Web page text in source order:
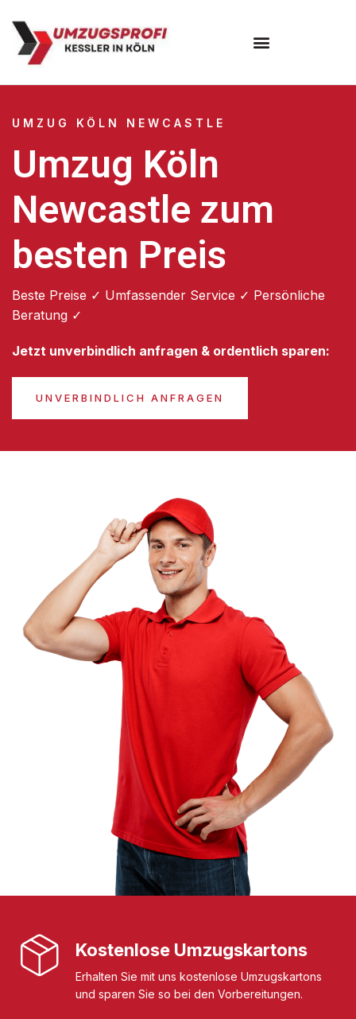
UMZUG KÖLN NEWCASTLE
Umzug Köln
Newcastle zum
besten Preis
Beste Preise ✓ Umfassender Service ✓ Persönliche
Beratung ✓
Jetzt unverbindlich anfragen & ordentlich sparen:
UNVERBINDLICH ANFRAGEN
Kostenlose Umzugskartons
Erhalten Sie mit uns kostenlose Umzugskartons
und sparen Sie so bei den Vorbereitungen.